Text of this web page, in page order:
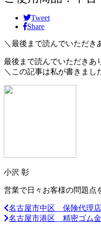
Tweet
Share
＼最後まで読んでいただき
最後まで読んでいただきあ
＼この記事は私が書きまし
小沢 彰
営業で日々お客様の問題点
名古屋市中区 保険代理
名古屋市港区 精密ゴム